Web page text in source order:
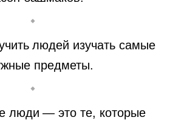
людей изучать самые
предметы.
люди — это те, которые